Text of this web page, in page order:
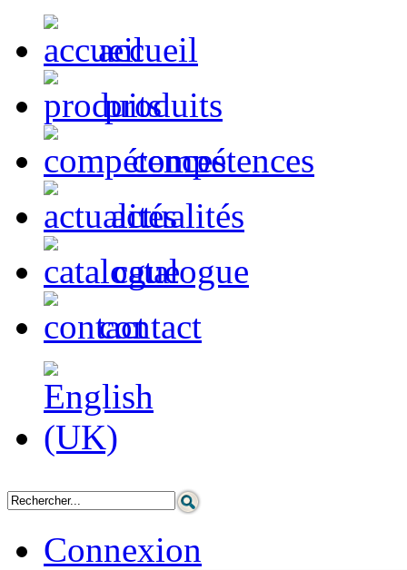
accueil
produits
compétences
actualités
catalogue
contact
Connexion